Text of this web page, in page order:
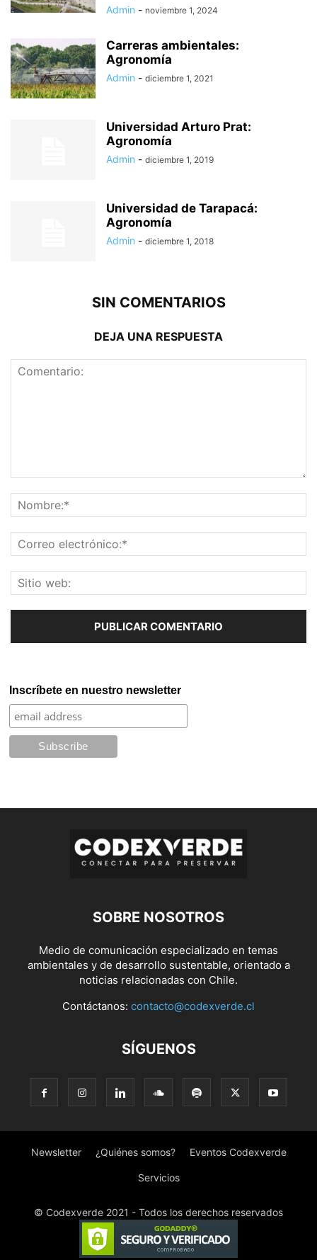
Admin - noviembre 1, 2024
Carreras ambientales:
Agronomía
Admin - diciembre 1, 2021
Universidad Arturo Prat:
Agronomía
Admin - diciembre 1, 2019
Universidad de Tarapacá:
Agronomía
Admin - diciembre 1, 2018
SIN COMENTARIOS
DEJA UNA RESPUESTA
Inscríbete en nuestro newsletter
SOBRE NOSOTROS
Medio de comunicación especializado en temas
ambientales y de desarrollo sustentable, orientado a
noticias relacionadas con Chile.
Contáctanos: contacto@codexverde.cl
SÍGUENOS
Newsletter ¿Quiénes somos? Eventos Codexverde
Servicios
© Codexverde 2021 - Todos los derechos reservados